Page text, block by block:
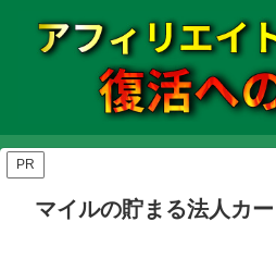
PR
マイルの貯まる法人カ